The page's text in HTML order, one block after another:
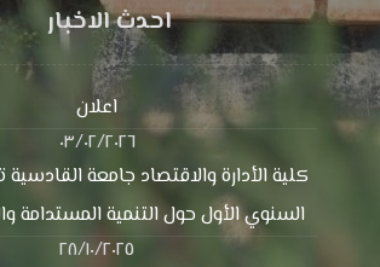
احدث الاخبار
اعلان
٠٣/٠٢/٢٠٢٦
كلية الأدارة والاقتصاد جامعة
السنوي الأول حول التنمية المستدامة
٢٨/١٠/٢٠٢٥